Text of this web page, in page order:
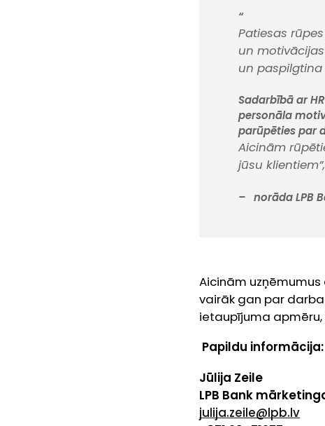
“
Patiesas
un
un
Sadarbībā ar
personāla
parūpēties par
Aicinām
jūsu klientiem”,
– norāda LPB
Aicinām
vairāk gan par
ietaupījuma
Papildu informācija:
Jūlija Zeile
LPB Bank
julija.zeile@lpb.lv